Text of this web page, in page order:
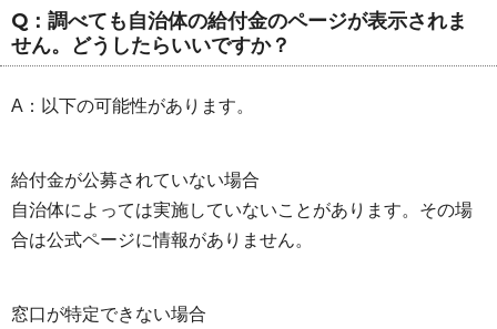
Q：調べても自治体の給付金のページが表示されま
せん。どうしたらいいですか？
A：以下の可能性があります。
給付金が公募されていない場合
自治体によっては実施していないことがあります。その場
合は公式ページに情報がありません。
窓口が特定できない場合